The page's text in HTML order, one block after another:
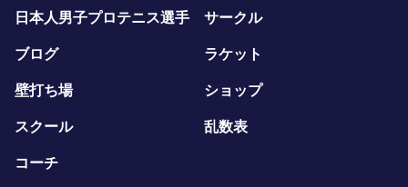
日本人男子プロテニス選手 サークル
ブログ ラケット
壁打ち場 ショップ
スクール 乱数表
コーチ